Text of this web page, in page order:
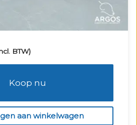
BTW)
Koop nu
aan winkelwagen
aan bod. Het webinar bevat
tips waarmee je zelf